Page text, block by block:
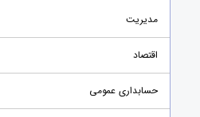
مدیریت
اقتصاد
حسابداری عمومی